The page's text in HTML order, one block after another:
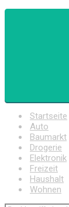
Startseite
Auto
Baumarkt
Drogerie
Elektronik
Freizeit
Haushalt
Wohnen